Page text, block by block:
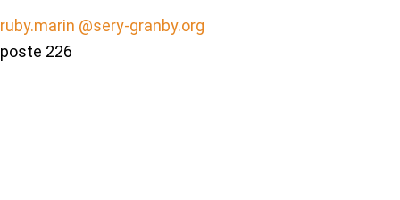
ruby.marin @sery-granby.org
poste 226